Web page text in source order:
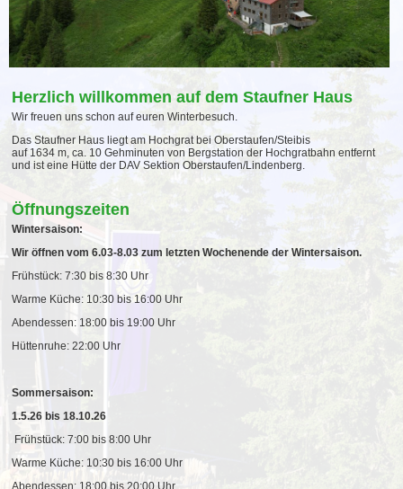
Herzlich willkommen auf dem Staufner Haus
Wir freuen uns schon auf euren Winterbesuch.
Das Staufner Haus liegt am Hochgrat bei Oberstaufen/Steibis
auf 1634 m, ca. 10 Gehminuten von Bergstation der Hochgratbahn entfernt
und ist eine Hütte der DAV Sektion Oberstaufen/Lindenberg.
Öffnungszeiten
Wintersaison:
Wir öffnen vom 6.03-8.03 zum letzten Wochenende der Wintersaison.
Frühstück: 7:30 bis 8:30 Uhr
Warme Küche: 10:30 bis 16:00 Uhr
Abendessen: 18:00 bis 19:00 Uhr
Hüttenruhe: 22:00 Uhr
Sommersaison:
1.5.26 bis 18.10.26
Frühstück: 7:00 bis 8:00 Uhr
Warme Küche: 10:30 bis 16:00 Uhr
Abendessen: 18:00 bis 20:00 Uhr